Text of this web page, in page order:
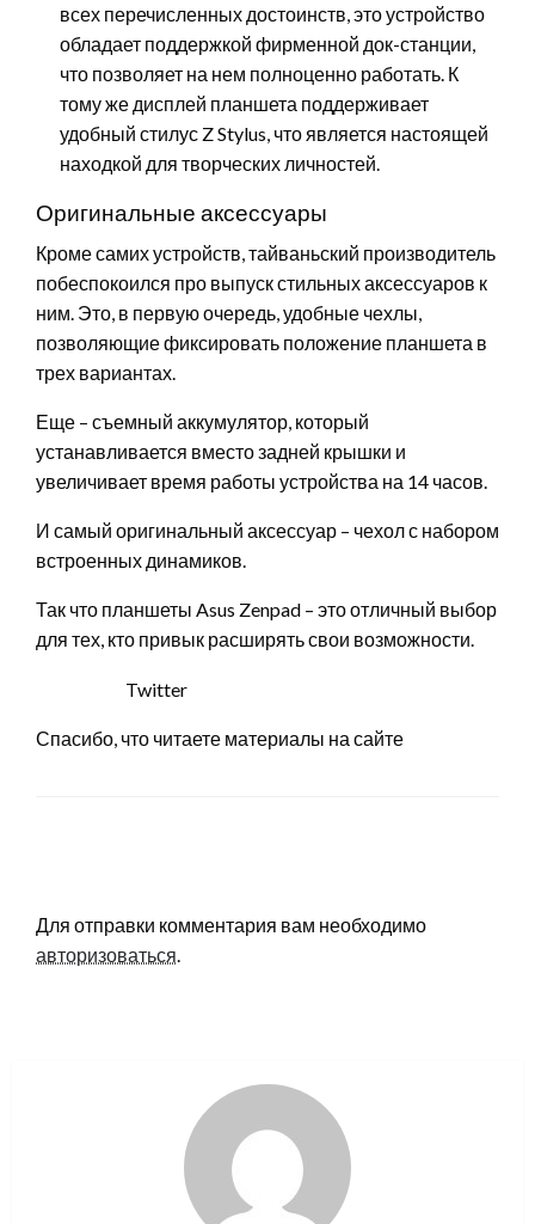
всех перечисленных достоинств, это устройство
обладает поддержкой фирменной док-станции,
что позволяет на нем полноценно работать. К
тому же дисплей планшета поддерживает
удобный стилус Z Stylus, что является настоящей
находкой для творческих личностей.
Оригинальные аксессуары
Кроме самих устройств, тайваньский производитель
побеспокоился про выпуск стильных аксессуаров к
ним. Это, в первую очередь, удобные чехлы,
позволяющие фиксировать положение планшета в
трех вариантах.
Еще – съемный аккумулятор, который
устанавливается вместо задней крышки и
увеличивает время работы устройства на 14 часов.
И самый оригинальный аксессуар – чехол с набором
встроенных динамиков.
Так что планшеты Asus Zenpad – это отличный выбор
для тех, кто привык расширять свои возможности.
Twitter
Спасибо, что читаете материалы на сайте
Для отправки комментария вам необходимо
авторизоваться